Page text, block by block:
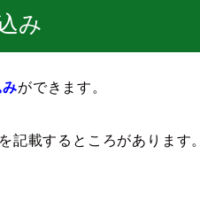
み
ができます。
記載するところがあります。